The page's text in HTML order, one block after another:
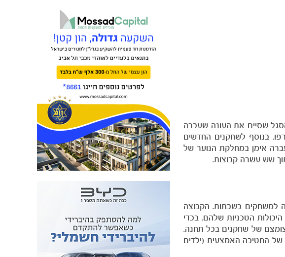
שסיים את העונה שעברה
בנוסף לשחקנים החדשים
אימן במחלקת הנוער של
שש עשרה קבוצות.
למשחקים בשבתות. הקבוצה
בשיפור היכולות הטכניות שלהם. בכדי
של שחקנים בכל תחנה.
של החטיבה האמצעית (ילדים